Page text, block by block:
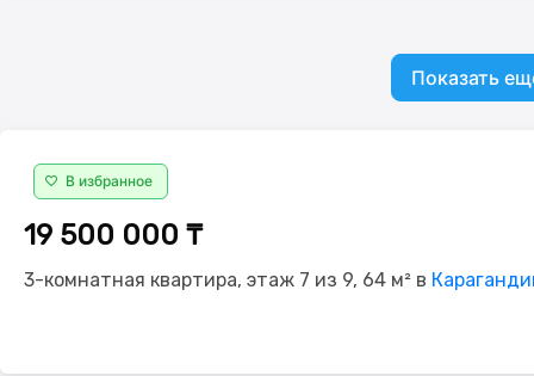
Показать
В избранное
19 500 000 ₸
3-комнатная квартира, этаж 7 из 9, 64 м² в